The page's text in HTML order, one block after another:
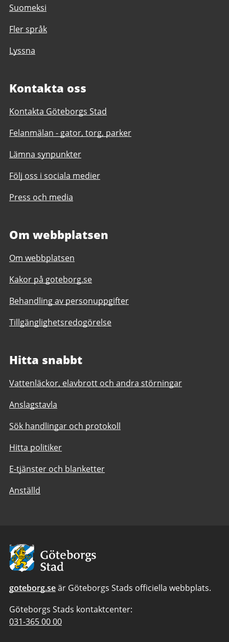
Suomeksi
Fler språk
Lyssna
Kontakta oss
Kontakta Göteborgs Stad
Felanmälan - gator, torg, parker
Lämna synpunkter
Följ oss i sociala medier
Press och media
Om webbplatsen
Om webbplatsen
Kakor på goteborg.se
Behandling av personuppgifter
Tillgänglighetsredogörelse
Hitta snabbt
Vattenläckor, elavbrott och andra störningar
Anslagstavla
Sök handlingar och protokoll
Hitta politiker
E-tjänster och blanketter
Anställd
Avsändare:
Göteborgs
Stad
goteborg.seär Göteborgs Stads officiella webbplats.
Göteborgs Stads kontaktcenter:
Telefonnummer
031-365 00 00